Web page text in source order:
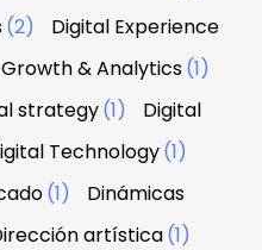
(2)
Digital Experience
& Analytics(1)
strategy(1)
Digital
Technology(1)
(1)
Dinámicas
artística(1)